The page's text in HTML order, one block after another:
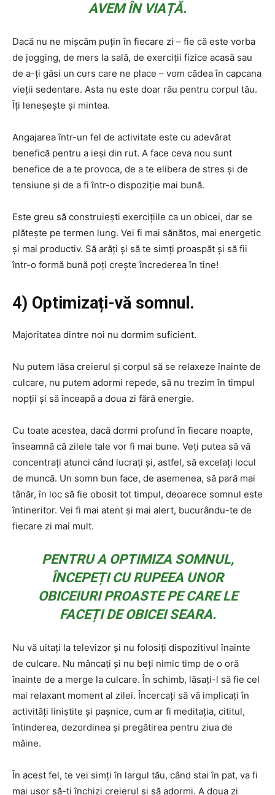
AVEM ÎN VIAȚĂ.
Dacă nu ne mișcăm puțin în fiecare zi – fie că este vorba
de jogging, de mers la sală, de exerciții fizice acasă sau
de a-ți găsi un curs care ne place – vom cădea în capcana
vieții sedentare. Asta nu este doar rău pentru corpul tău.
Îți leneșește și mintea.
Angajarea într-un fel de activitate este cu adevărat
benefică pentru a ieși din rut. A face ceva nou sunt
benefice de a te provoca, de a te elibera de stres și de
tensiune și de a fi într-o dispoziție mai bună.
Este greu să construiești exercițiile ca un obicei, dar se
plătește pe termen lung. Vei fi mai sănătos, mai energetic
și mai productiv. Să arăți și să te simți proaspăt și să fii
într-o formă bună poți crește încrederea în tine!
4) Optimizați-vă somnul.
Majoritatea dintre noi nu dormim suficient.
Nu putem lăsa creierul și corpul să se relaxeze înainte de
culcare, nu putem adormi repede, să nu trezim în timpul
nopții și să înceapă a doua zi fără energie.
Cu toate acestea, dacă dormi profund în fiecare noapte,
înseamnă că zilele tale vor fi mai bune. Veți putea să vă
concentrați atunci când lucrați și, astfel, să excelați locul
de muncă. Un somn bun face, de asemenea, să pară mai
tânăr, în loc să fie obosit tot timpul, deoarece somnul este
întineritor. Vei fi mai atent și mai alert, bucurându-te de
fiecare zi mai mult.
PENTRU A OPTIMIZA SOMNUL,
ÎNCEPEȚI CU RUPEEA UNOR
OBICEIURI PROASTE PE CARE LE
FACEȚI DE OBICEI SEARA.
Nu vă uitați la televizor și nu folosiți dispozitivul înainte
de culcare. Nu mâncați și nu beți nimic timp de o oră
înainte de a merge la culcare. În schimb, lăsați-l să fie cel
mai relaxant moment al zilei. Încercați să vă implicați în
activități liniștite și pașnice, cum ar fi meditația, cititul,
întinderea, dezordinea și pregătirea pentru ziua de
mâine.
În acest fel, te vei simți în largul tău, când stai în pat, va fi
mai ușor să-ți închizi creierul și să adormi. A doua zi